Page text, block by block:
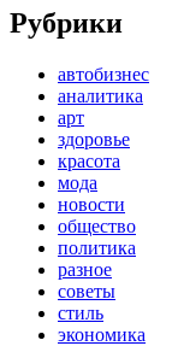
Рубрики
автобизнес
аналитика
арт
здоровье
красота
мода
новости
общество
политика
разное
советы
стиль
экономика